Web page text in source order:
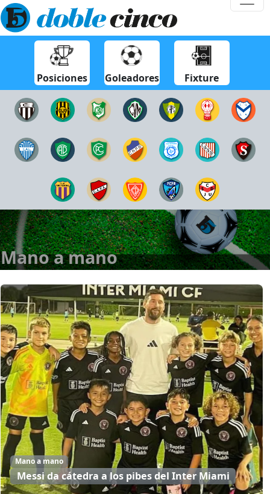
Posiciones Goleadores Fixture
Mano a mano
Mano a mano
Messi da cátedra a los pibes del Inter Miami